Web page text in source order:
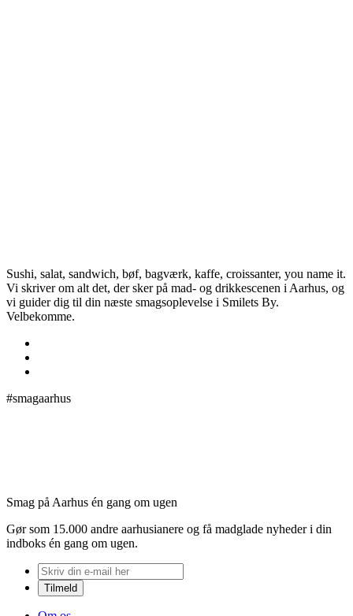
Sushi, salat, sandwich, bøf, bagværk, kaffe, croissanter, you name it.
Vi skriver om alt det, der sker på mad- og drikkescenen i Aarhus, og
vi guider dig til din næste smagsoplevelse i Smilets By.
Velbekomme.
#smagaarhus
Smag på Aarhus én gang om ugen
Gør som 15.000 andre aarhusianere og få madglade nyheder i din
indboks én gang om ugen.